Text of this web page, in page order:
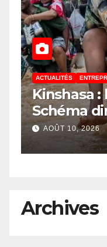
ACTUALITÉS
Kinshasa
Schéma
1967, un
AOÛT 10, 2026
Archives